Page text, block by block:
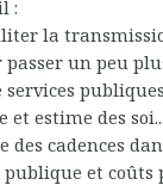
:
la
un peu
estime des
des cadences
et coûts